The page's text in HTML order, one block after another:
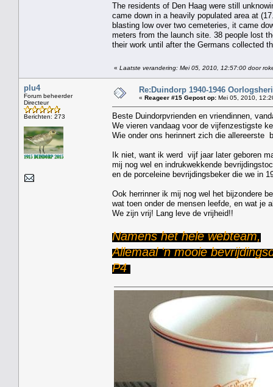
The residents of Den Haag were still
came down in a heavily populated area at
blasting low over two cemeteries, it came
meters from the launch site. 38 people lost
their work until after the Germans collected
« Laatste verandering: Mei 05, 2010, 12:57:00 door
plu4
Forum beheerder
Directeur
Berichten: 273
Re:Duindorp 1940-1946
« Reageer #15 Gepost op: Mei 05, 2010,
Beste Duindorpvrienden en vriendinnen,
We vieren vandaag voor de vijfenzestigste
Wie onder ons herinnert zich die allereerste
Ik niet, want ik werd vijf jaar later geboren
mij nog wel en indrukwekkende
en de porceleine bevrijdingsbeker die we in
Ook herrinner ik mij nog wel het bijzondere
wat toen onder de mensen leefde, en wat je
We zijn vrij! Lang leve de vrijheid!!
Namens het hele webteam,
Allemaal 'n mooie
P4